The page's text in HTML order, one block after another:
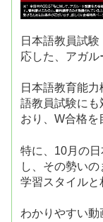
日本語教員試
応した、アガル
日本語教育能
語教員試験にも
おり、W合格を
特に、10月の
し、その勢い
学習スタイルと
わかりやすい